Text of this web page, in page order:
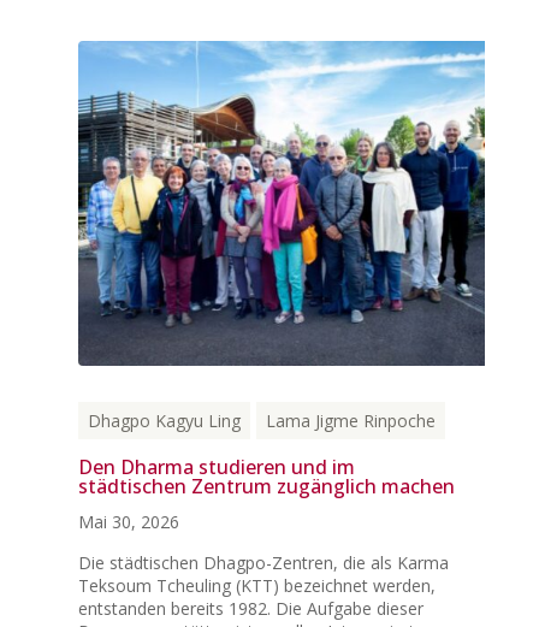
Dhagpo Kagyu Ling Lama Jigme Rinpoche
Den Dharma studieren und im
städtischen Zentrum zugänglich machen
Mai 30, 2026
Die städtischen Dhagpo-Zentren, die als Karma
Teksoum Tcheuling (KTT) bezeichnet werden,
entstanden bereits 1982. Die Aufgabe dieser